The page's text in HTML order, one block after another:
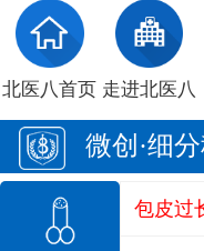
北医八首页 走进北医八
微创·细
包皮过